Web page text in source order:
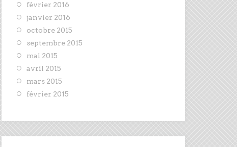
février 2016
janvier 2016
octobre 2015
septembre 2015
mai 2015
avril 2015
mars 2015
février 2015